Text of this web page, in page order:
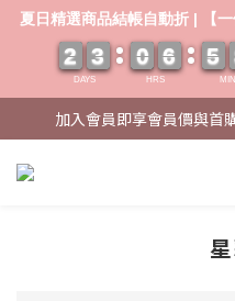
加入會員即享會員價與首
夏日精選商品結帳自動折 | 【
DAYS
2
2
2
2 3
3
3
3
HRS
0
0
0
0 6
6
6
6
MIN
5
5
5
5